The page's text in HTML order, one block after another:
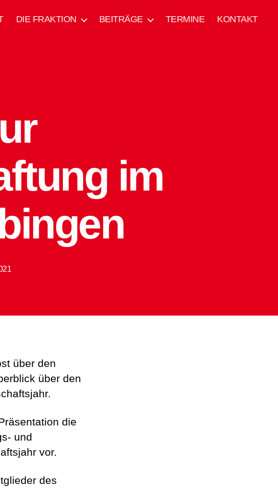
DIE FRAKTION BEITRÄGE TERMINE KONTAKT
im
über den
über den
die
und
vor.
des